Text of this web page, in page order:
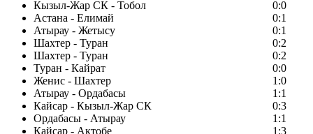
Кызыл-Жар СК - Тобол
0:0
Астана - Елимай
0:1
Атырау - Жетысу
0:1
Шахтер - Туран
0:2
Шахтер - Туран
0:2
Туран - Кайрат
0:0
Женис - Шахтер
1:0
Атырау - Ордабасы
1:1
Кайсар - Кызыл-Жар СК
0:3
Ордабасы - Атырау
1:1
Кайсар - Актобе
1:3